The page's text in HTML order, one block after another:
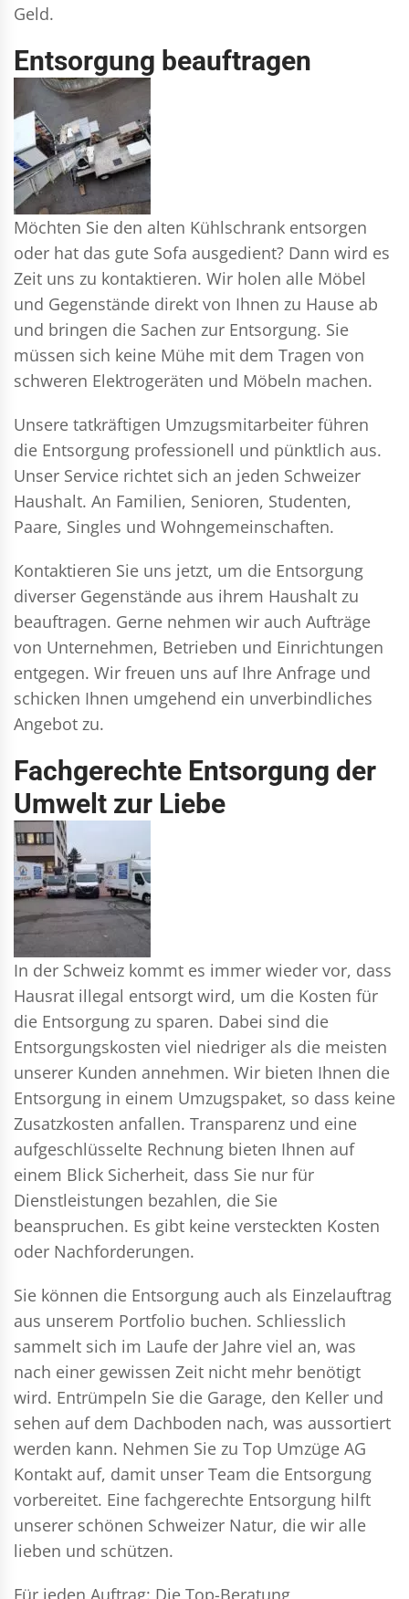
Geld.
Entsorgung beauftragen
Möchten Sie den alten Kühlschrank entsorgen
oder hat das gute Sofa ausgedient? Dann wird es
Zeit uns zu kontaktieren. Wir holen alle Möbel
und Gegenstände direkt von Ihnen zu Hause ab
und bringen die Sachen zur Entsorgung. Sie
müssen sich keine Mühe mit dem Tragen von
schweren Elektrogeräten und Möbeln machen.
Unsere tatkräftigen Umzugsmitarbeiter führen
die Entsorgung professionell und pünktlich aus.
Unser Service richtet sich an jeden Schweizer
Haushalt. An Familien, Senioren, Studenten,
Paare, Singles und Wohngemeinschaften.
Kontaktieren Sie uns jetzt, um die Entsorgung
diverser Gegenstände aus ihrem Haushalt zu
beauftragen. Gerne nehmen wir auch Aufträge
von Unternehmen, Betrieben und Einrichtungen
entgegen. Wir freuen uns auf Ihre Anfrage und
schicken Ihnen umgehend ein unverbindliches
Angebot zu.
Fachgerechte Entsorgung der
Umwelt zur Liebe
In der Schweiz kommt es immer wieder vor, dass
Hausrat illegal entsorgt wird, um die Kosten für
die Entsorgung zu sparen. Dabei sind die
Entsorgungskosten viel niedriger als die meisten
unserer Kunden annehmen. Wir bieten Ihnen die
Entsorgung in einem Umzugspaket, so dass keine
Zusatzkosten anfallen. Transparenz und eine
aufgeschlüsselte Rechnung bieten Ihnen auf
einem Blick Sicherheit, dass Sie nur für
Dienstleistungen bezahlen, die Sie
beanspruchen. Es gibt keine versteckten Kosten
oder Nachforderungen.
Sie können die Entsorgung auch als Einzelauftrag
aus unserem Portfolio buchen. Schliesslich
sammelt sich im Laufe der Jahre viel an, was
nach einer gewissen Zeit nicht mehr benötigt
wird. Entrümpeln Sie die Garage, den Keller und
sehen auf dem Dachboden nach, was aussortiert
werden kann. Nehmen Sie zu Top Umzüge AG
Kontakt auf, damit unser Team die Entsorgung
vorbereitet. Eine fachgerechte Entsorgung hilft
unserer schönen Schweizer Natur, die wir alle
lieben und schützen.
Für jeden Auftrag: Die Top-Beratung